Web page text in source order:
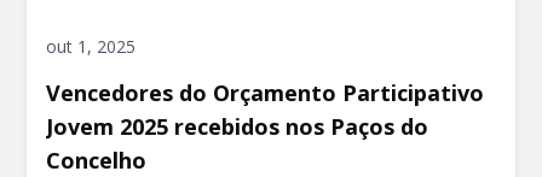
out 1, 2025
Vencedores do Orçamento Participativo
Jovem 2025 recebidos nos Paços do
Concelho